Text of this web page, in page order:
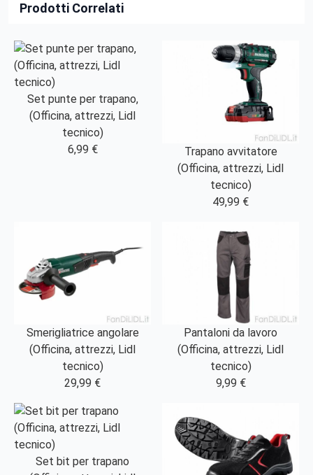
Prodotti Correlati
Set punte per trapano,
(Officina, attrezzi, Lidl
tecnico)
6,99 €
Trapano avvitatore
(Officina, attrezzi, Lidl
tecnico)
49,99 €
Smerigliatrice angolare
(Officina, attrezzi, Lidl
tecnico)
29,99 €
Pantaloni da lavoro
(Officina, attrezzi, Lidl
tecnico)
9,99 €
Set bit per trapano